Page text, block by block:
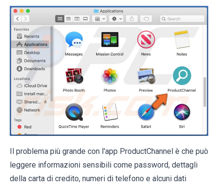
Il problema più grande con l'app ProductChannel è che può
leggere informazioni sensibili come password, dettagli
della carta di credito, numeri di telefono e alcuni dati